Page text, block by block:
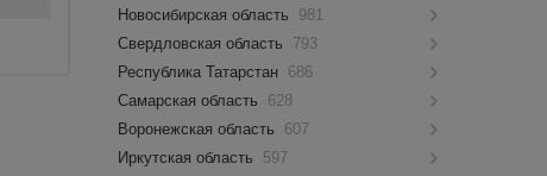
Новосибирская область
981
Свердловская область
793
Республика Татарстан 686
Самарская область
628
Воронежская область
607
Иркутская область
597